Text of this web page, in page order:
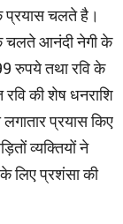
प्रयास चलते है।
चलते आनंदी नेगी के
रुपये तथा रवि के
की शेष धनराशि
प्रयास किए
व्यक्तियों ने
के लिए प्रशंसा की